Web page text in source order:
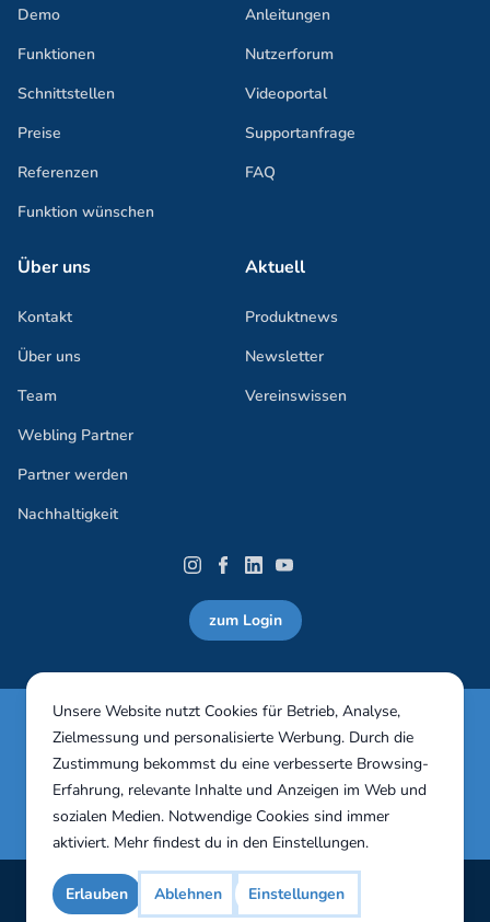
Demo
Funktionen
Schnittstellen
Preise
Referenzen
Funktion wünschen
Anleitungen
Nutzerforum
Videoportal
Supportanfrage
FAQ
Über uns
Kontakt
Über uns
Team
Webling Partner
Partner werden
Nachhaltigkeit
Aktuell
Produktnews
Newsletter
Vereinswissen
zum Login
Webling Vereinssoftware 30 Tage in vollem Umfang
unverbindlich testen!
Jetzt testen
Impressum AGB
Unsere Website nutzt Cookies für Betrieb, Analyse,
Zielmessung und personalisierte Werbung. Durch die
Zustimmung bekommst du eine verbesserte Browsing-
Erfahrung, relevante Inhalte und Anzeigen im Web und
sozialen Medien. Notwendige Cookies sind immer
aktiviert. Mehr findest du in den Einstellungen.
Erlauben Ablehnen Einstellungen